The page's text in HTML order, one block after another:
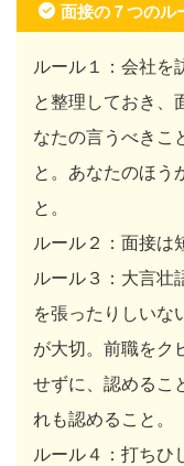
面接の７つのル
ルール１：会社を
と整理しておき、
なたの言うべきこ
と。あなたのほう
と。
ルール２：面接は
ルール３：大言壮
を張ったりしいな
が大切。前職をク
せずに、認めるこ
れも認めること。
ルール４：打ちひ